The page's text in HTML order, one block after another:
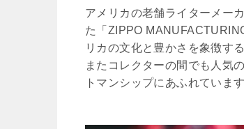
アメリカの老舗ライターメー
た「ZIPPO
リカの文化と豊かさを象徴す
またコレクターの間でも人気
トマンシップにあふれていま